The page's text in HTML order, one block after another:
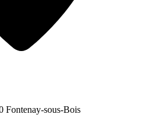
Fontenay-sous-Bois